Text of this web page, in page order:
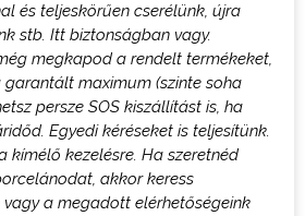
és teljeskörűen cserélünk, újra
stb. Itt biztonságban vagy.
megkapod a rendelt termékeket,
maximum (szinte soha
persze SOS kiszállítást is, ha
Egyedi kéréseket is teljesítünk.
kímélő kezelésre. Ha szeretnéd
akkor keress
vagy a megadott elérhetőségeink